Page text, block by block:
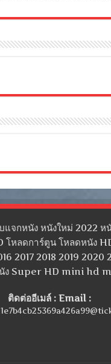
แจกหนัง หนังใหม่ 2022 ห
โหลดการ์ตูน โหลดหนัง
2017 2018 2019 2020
นัง Super HD mini hd
ติดต่ออีเมล์ : Email :